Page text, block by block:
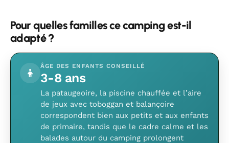
Pour quelles familles ce camping est-il
adapté ?
ÂGE DES ENFANTS CONSEILLÉ
3-8 ans
La pataugeoire, la piscine chauffée et l’aire
de jeux avec toboggan et balançoire
correspondent bien aux petits et aux enfants
de primaire, tandis que le cadre calme et les
balades autour du camping prolongent